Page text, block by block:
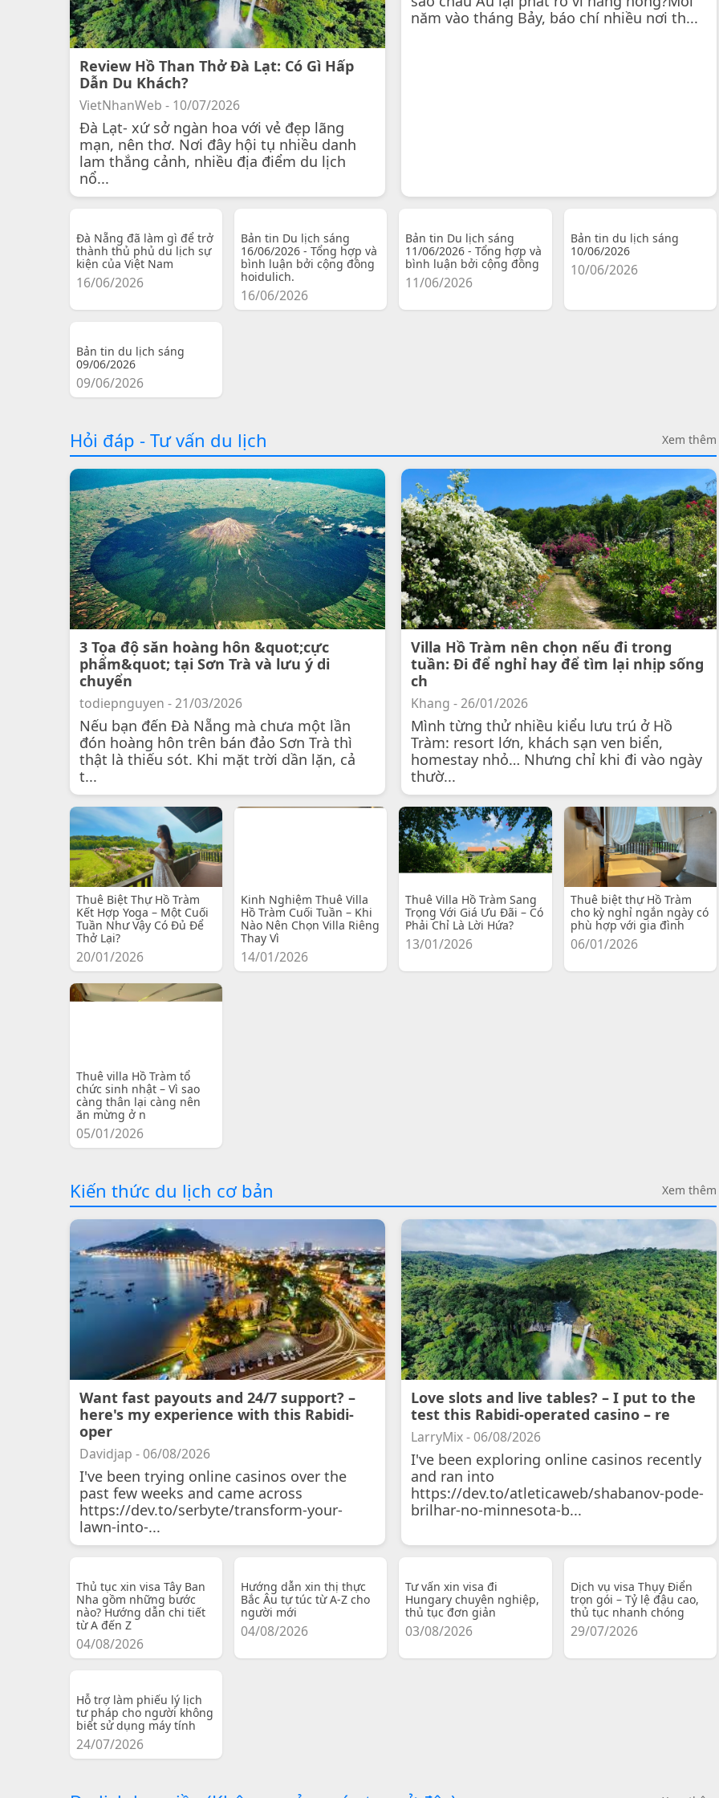
Review Hồ Than Thở Đà Lạt: Có Gì Hấp
Dẫn Du Khách?
VietNhanWeb - 10/07/2026
Đà Lạt- xứ sở ngàn hoa với vẻ đẹp lãng
mạn, nên thơ. Nơi đây hội tụ nhiều danh
lam thắng cảnh, nhiều địa điểm du lịch
nổ...
năm vào tháng Bảy, báo chí nhiều nơi th...
Đà Nẵng đã làm gì để trở
thành thủ phủ du lịch sự
kiện của Việt Nam
16/06/2026
Bản tin Du lịch sáng
16/06/2026 - Tổng hợp và
bình luận bởi cộng đồng
hoidulich.
16/06/2026
Bản tin Du lịch sáng
11/06/2026 - Tổng hợp và
bình luận bởi cộng đồng
11/06/2026
Bản tin du lịch sáng
10/06/2026
10/06/2026
Bản tin du lịch sáng
09/06/2026
09/06/2026
Hỏi đáp - Tư vấn du lịch Xem thêm
3 Tọa độ săn hoàng hôn &quot;cực
phẩm&quot; tại Sơn Trà và lưu ý di
chuyển
todiepnguyen - 21/03/2026
Nếu bạn đến Đà Nẵng mà chưa một lần
đón hoàng hôn trên bán đảo Sơn Trà thì
thật là thiếu sót. Khi mặt trời dần lặn, cả
t...
Villa Hồ Tràm nên chọn nếu đi trong
tuần: Đi để nghỉ hay để tìm lại nhịp sống
ch
Khang - 26/01/2026
Mình từng thử nhiều kiểu lưu trú ở Hồ
Tràm: resort lớn, khách sạn ven biển,
homestay nhỏ… Nhưng chỉ khi đi vào ngày
thườ...
Thuê Biệt Thự Hồ Tràm
Kết Hợp Yoga – Một Cuối
Tuần Như Vậy Có Đủ Để
Thở Lại?
20/01/2026
Kinh Nghiệm Thuê Villa
Hồ Tràm Cuối Tuần – Khi
Nào Nên Chọn Villa Riêng
Thay Vì
14/01/2026
Thuê Villa Hồ Tràm Sang
Trọng Với Giá Ưu Đãi – Có
Phải Chỉ Là Lời Hứa?
13/01/2026
Thuê biệt thự Hồ Tràm
cho kỳ nghỉ ngắn ngày có
phù hợp với gia đình
06/01/2026
Thuê villa Hồ Tràm tổ
chức sinh nhật – Vì sao
càng thân lại càng nên
ăn mừng ở n
05/01/2026
Kiến thức du lịch cơ bản Xem thêm
Want fast payouts and 24/7 support? –
here's my experience with this Rabidi-
oper
Davidjap - 06/08/2026
I've been trying online casinos over the
past few weeks and came across
https://dev.to/serbyte/transform-your-
lawn-into-...
Love slots and live tables? – I put to the
test this Rabidi-operated casino – re
LarryMix - 06/08/2026
I've been exploring online casinos recently
and ran into
https://dev.to/atleticaweb/shabanov-pode-
brilhar-no-minnesota-b...
Thủ tục xin visa Tây Ban
Nha gồm những bước
nào? Hướng dẫn chi tiết
từ A đến Z
04/08/2026
Hướng dẫn xin thị thực
Bắc Âu tự túc từ A-Z cho
người mới
04/08/2026
Tư vấn xin visa đi
Hungary chuyên nghiệp,
thủ tục đơn giản
03/08/2026
Dịch vụ visa Thụy Điển
trọn gói – Tỷ lệ đậu cao,
thủ tục nhanh chóng
29/07/2026
Hỗ trợ làm phiếu lý lịch
tư pháp cho người không
biết sử dụng máy tính
24/07/2026